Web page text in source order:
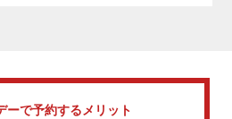
ーで予約するメリット